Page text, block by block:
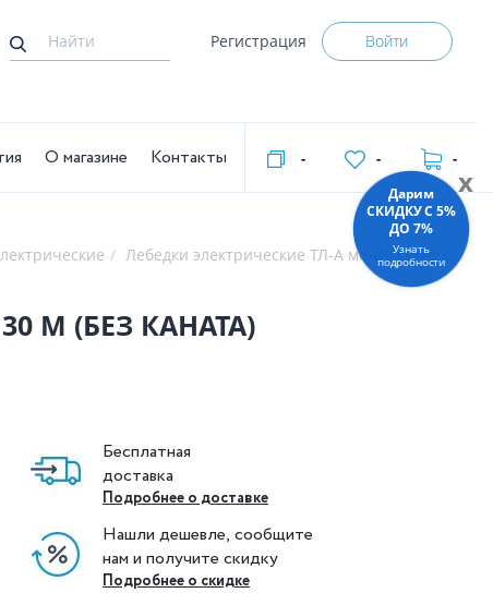
Регистрация Войти
О магазине Контакты - - -
Лебедки электрические ТЛ-А монтажные
М (БЕЗ КАНАТА)
Бесплатная
доставка
Подробнее о доставке
Нашли дешевле, сообщите
нам и получите скидку
Подробнее о скидке
x
Дарим
СКИДКУ C 5%
ДО 7%
Узнать
подробности